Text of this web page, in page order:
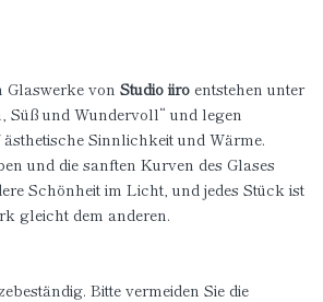
Glaswerke von Studio iiro entstehen unter
Süß und Wundervoll“ und legen
Sinnlichkeit und Wärme.
und die sanften Kurven des Glases
Schönheit im Licht, und jedes Stück ist
gleicht dem anderen.
Bitte vermeiden Sie die